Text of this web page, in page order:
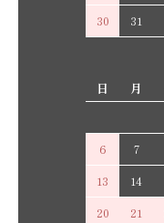
30
31
日
月
6
7
13
14
20
21